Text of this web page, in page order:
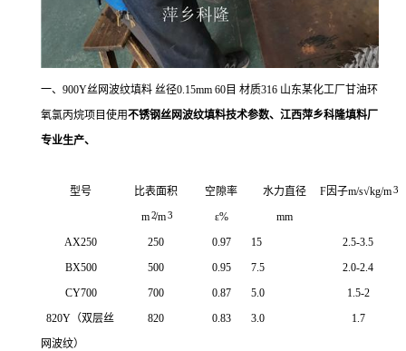
一、900Y丝网波纹填料 丝径0.15mm 60目 材质316 山东某化工厂甘油环
氧氯丙烷项目使用不锈钢丝网波纹填料技术参数、江西萍乡科隆填料厂
专业生产、
型号
比表面积
m 2/m 3
空隙率
ε%
水力直径
mm
F因子m/s√kg/m 3
AX250 250 0.97 15
2.5-3.5
BX500
500 0.95 7.5
2.0-2.4
CY700
700 0.87 5.0
1.5-2
820Y（双层丝
网波纹）
820 0.83 3.0 1.7